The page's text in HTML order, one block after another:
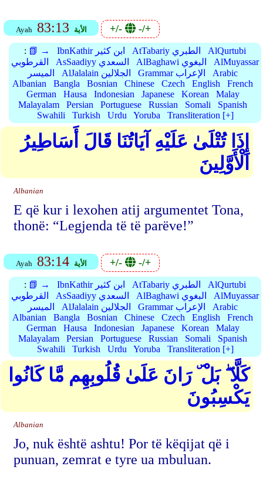
Ayah 83:13 الأية +/- -/+
: 📗 → IbnKathir ابن كثير AtTabariy الطبري
AlQurtubi
القرطوبي
AsSaadiyy السعدي AlBaghawi البغوي
AlMuyassar
الميسر
AlJalalain الجلالين Grammar الإعراب
Arabic
Albanian
Bangla Bosnian Chinese Czech English
French
German
Hausa Indonesian Japanese Korean
Malay
Malayalam
Persian Portuguese Russian Somali
Spanish
Swahili
Turkish Urdu Yoruba Transliteration [+]
إِذَا تُتْلَىٰ عَلَيْهِ آيَاتُنَا قَالَ أَسَاطِيرُ
الْأَوَّلِينَ
Albanian
E që kur i lexohen atij argumentet Tona,
thonë: “Legjenda të të parëve!”
Ayah 83:14 الأية +/- -/+
: 📗 → IbnKathir ابن كثير AtTabariy الطبري
AlQurtubi
القرطوبي
AsSaadiyy السعدي AlBaghawi البغوي
AlMuyassar
الميسر
AlJalalain الجلالين Grammar الإعراب
Arabic
Albanian
Bangla Bosnian Chinese Czech English
French
German
Hausa Indonesian Japanese Korean
Malay
Malayalam
Persian Portuguese Russian Somali
Spanish
Swahili
Turkish Urdu Yoruba Transliteration [+]
كَلَّا ۖ بَلْ ۜ رَانَ عَلَىٰ قُلُوبِهِم مَّا كَانُوا
يَكْسِبُونَ
Albanian
Jo, nuk është ashtu! Por të këqijat që i
punuan, zemrat e tyre ua mbuluan.